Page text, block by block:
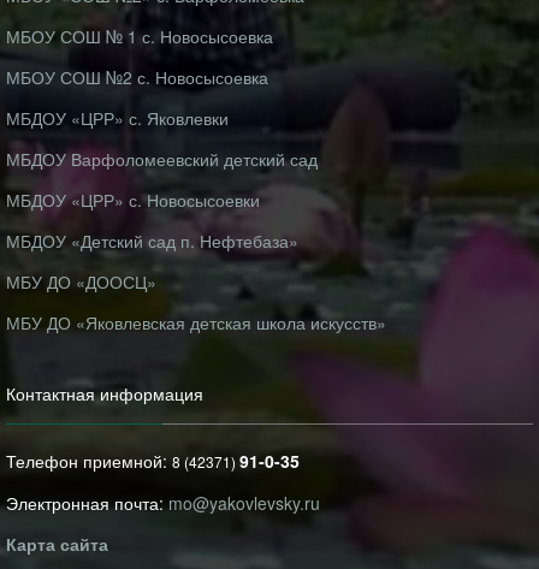
МБОУ СОШ № 1 с. Новосысоевка
МБОУ СОШ №2 с. Новосысоевка
МБДОУ «ЦРР» с. Яковлевки
МБДОУ Варфоломеевский детский сад
МБДОУ «ЦРР» с. Новосысоевки
МБДОУ «Детский сад п. Нефтебаза»
МБУ ДО «ДООСЦ»
МБУ ДО «Яковлевская детская школа искусств»
Контактная информация
Телефон приемной: 8 (42371) 91-0-35
Электронная почта: mo@yakovlevsky.ru
Карта сайта